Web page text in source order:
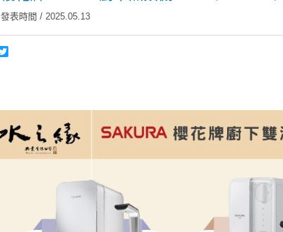
發表時間 / 2025.05.13